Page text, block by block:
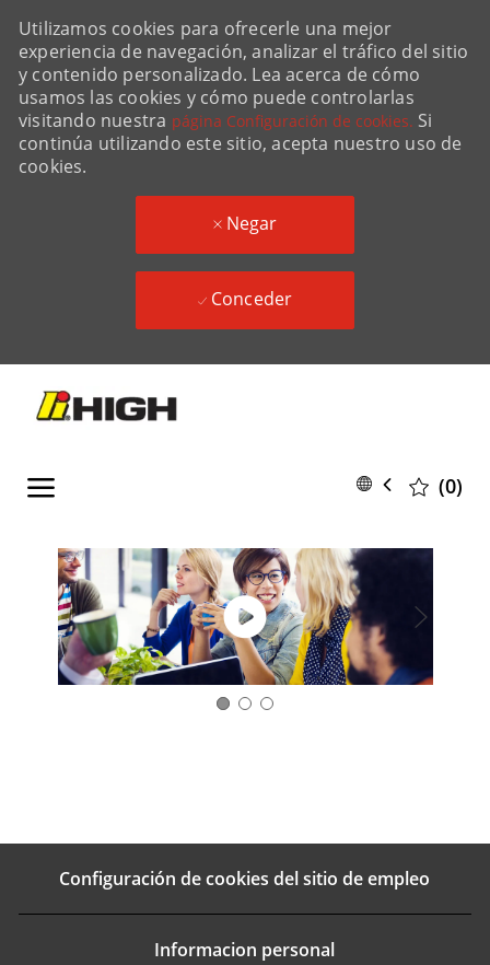
Utilizamos cookies para ofrecerle una mejor
experiencia de navegación, analizar el tráfico del sitio
y contenido personalizado. Lea acerca de cómo
usamos las cookies y cómo puede controlarlas
visitando nuestra página Configuración de cookies. Si
continúa utilizando este sitio, acepta nuestro uso de
cookies.
Negar
Conceder
Language
Spanish
(0)
Configuración de cookies del sitio de empleo
Informacion personal